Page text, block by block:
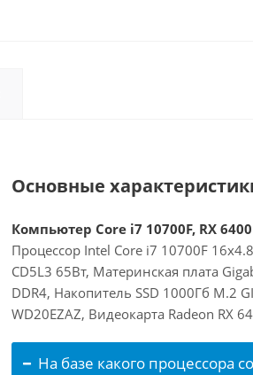
Основные
Компьютер Core i7 10700F, RX 6400
Процессор Intel Core i7 10700F
CD5L3 65Вт, Материнская плата
DDR4, Накопитель SSD 1000Гб M.2
WD20EZAZ, Видеокарта Radeon RX
На базе какого процессора